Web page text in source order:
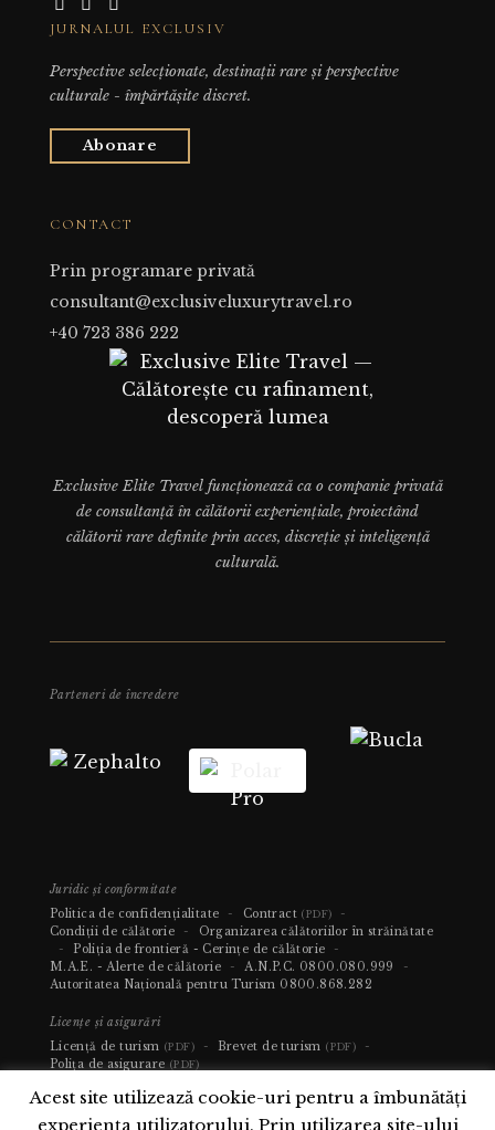
JURNALUL EXCLUSIV
Perspective selecționate, destinații rare și perspective
culturale - împărtășite discret.
Abonare
CONTACT
Prin programare privată
consultant@exclusiveluxurytravel.ro
+40 723 386 222
Exclusive Elite Travel funcționează ca o companie privată
de consultanță în călătorii experiențiale, proiectând
călătorii rare definite prin acces, discreție și inteligență
culturală.
Parteneri de încredere
Juridic și conformitate
Politica de confidențialitate
- Contract (PDF)
-
Condiții de călătorie
-
Organizarea călătoriilor în străinătate
-
Poliția de frontieră - Cerințe de călătorie
-
M.A.E. - Alerte de călătorie
- A.N.P.C. 0800.080.999
-
Autoritatea Națională pentru Turism 0800.868.282
Licențe și asigurări
Licență de turism (PDF) - Brevet de turism (PDF)
-
Polița de asigurare (PDF)
Acest site utilizează cookie-uri pentru a îmbunătăți
experiența utilizatorului. Prin utilizarea site-ului